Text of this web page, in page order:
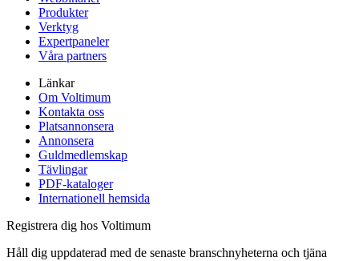
Produkter
Verktyg
Expertpaneler
Våra partners
Länkar
Om Voltimum
Kontakta oss
Platsannonsera
Annonsera
Guldmedlemskap
Tävlingar
PDF-kataloger
Internationell hemsida
Registrera dig hos Voltimum
Håll dig uppdaterad med de senaste branschnyheterna och tjäna